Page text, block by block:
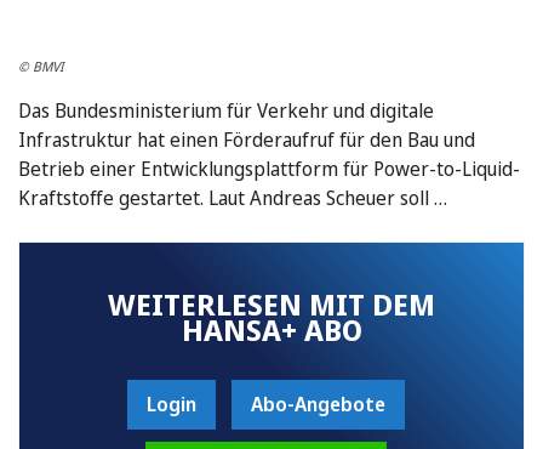
© BMVI
Das Bundesministerium für Verkehr und digitale
Infrastruktur hat einen Förderaufruf für den Bau und
Betrieb einer Entwicklungsplattform für Power-to-Liquid-
Kraftstoffe gestartet. Laut Andreas Scheuer soll …
WEITERLESEN MIT DEM
HANSA+ ABO
Login Abo-Angebote